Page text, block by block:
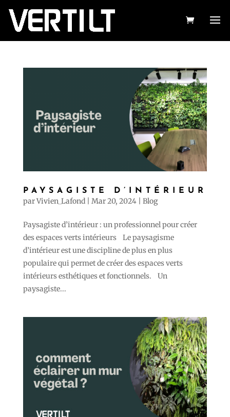
PAYSAGISTE D’INTÉRIEUR
parVivien_Lafond| Mar 20, 2024| Blog
Paysagiste d’intérieur : un professionnel pour créer
des espaces verts intérieurs Le paysagisme
d’intérieur est une discipline de plus en plus
populaire qui permet de créer des espaces verts
intérieurs esthétiques et fonctionnels. Un
paysagiste...